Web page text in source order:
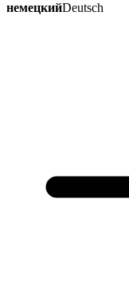
немецкийDeutsch